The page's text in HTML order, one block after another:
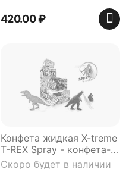
420.00₽
Конфета жидкая X-treme
T-REX Spray - конфета-
спрей с игрушкой
Скоро будет в наличии